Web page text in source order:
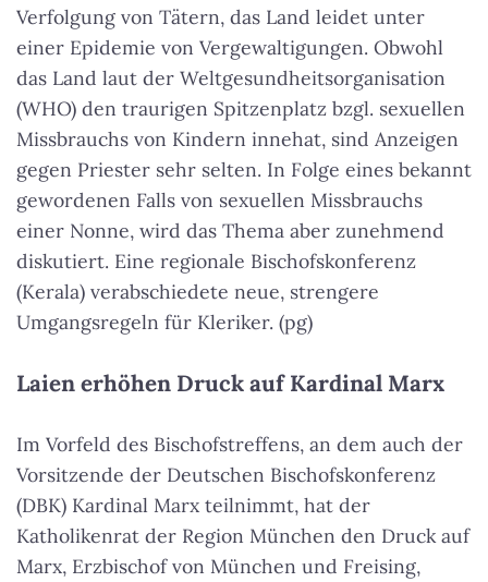
Verfolgung von Tätern, das Land leidet unter
einer Epidemie von Vergewaltigungen. Obwohl
das Land laut der Weltgesundheitsorganisation
(WHO) den traurigen Spitzenplatz bzgl. sexuellen
Missbrauchs von Kindern innehat, sind Anzeigen
gegen Priester sehr selten. In Folge eines bekannt
gewordenen Falls von sexuellen Missbrauchs
einer Nonne, wird das Thema aber zunehmend
diskutiert. Eine regionale Bischofskonferenz
(Kerala) verabschiedete neue, strengere
Umgangsregeln für Kleriker. (pg)
Laien erhöhen Druck auf Kardinal Marx
Im Vorfeld des Bischofstreffens, an dem auch der
Vorsitzende der Deutschen Bischofskonferenz
(DBK) Kardinal Marx teilnimmt, hat der
Katholikenrat der Region München den Druck auf
Marx, Erzbischof von München und Freising,